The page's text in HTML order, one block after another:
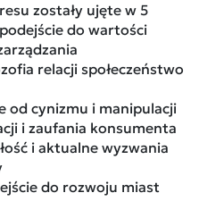
zostały ujęte w 5
do wartości
relacji społeczeństwo
od cynizmu i manipulacji
i zaufania konsumenta
i aktualne wyzwania
do rozwoju miast